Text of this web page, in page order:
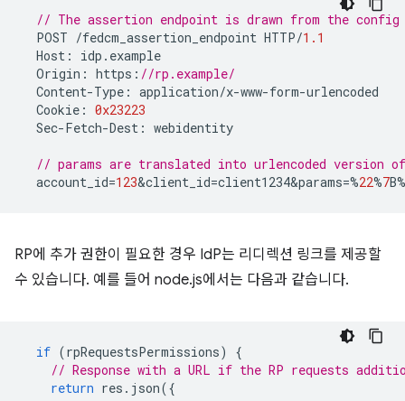
// The assertion endpoint is drawn from the
POST /fedcm_assertion_endpoint HTTP/1.1
Host : idp . example
Origin : https : //rp.example/
Content-Type : application/x-www-form-urlencoded
Cookie : 0x23223
Sec-Fetch-Dest : webidentity
// params are translated into urlencoded version
account_id=123&client_id=client1234&params=%22%7B%
RP에 추가 권한이 필요한 경우 IdP는 리디렉션 링크를 제공할
수 있습니다. 예를 들어 node.js에서는 다음과 같습니다.
if (rpRequestsPermissions)
{
// Response with a URL if the RP requests
return res . json({